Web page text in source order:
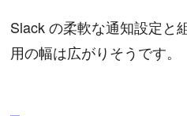
Slack の柔軟な通知設定と
用の幅は広がりそうです。